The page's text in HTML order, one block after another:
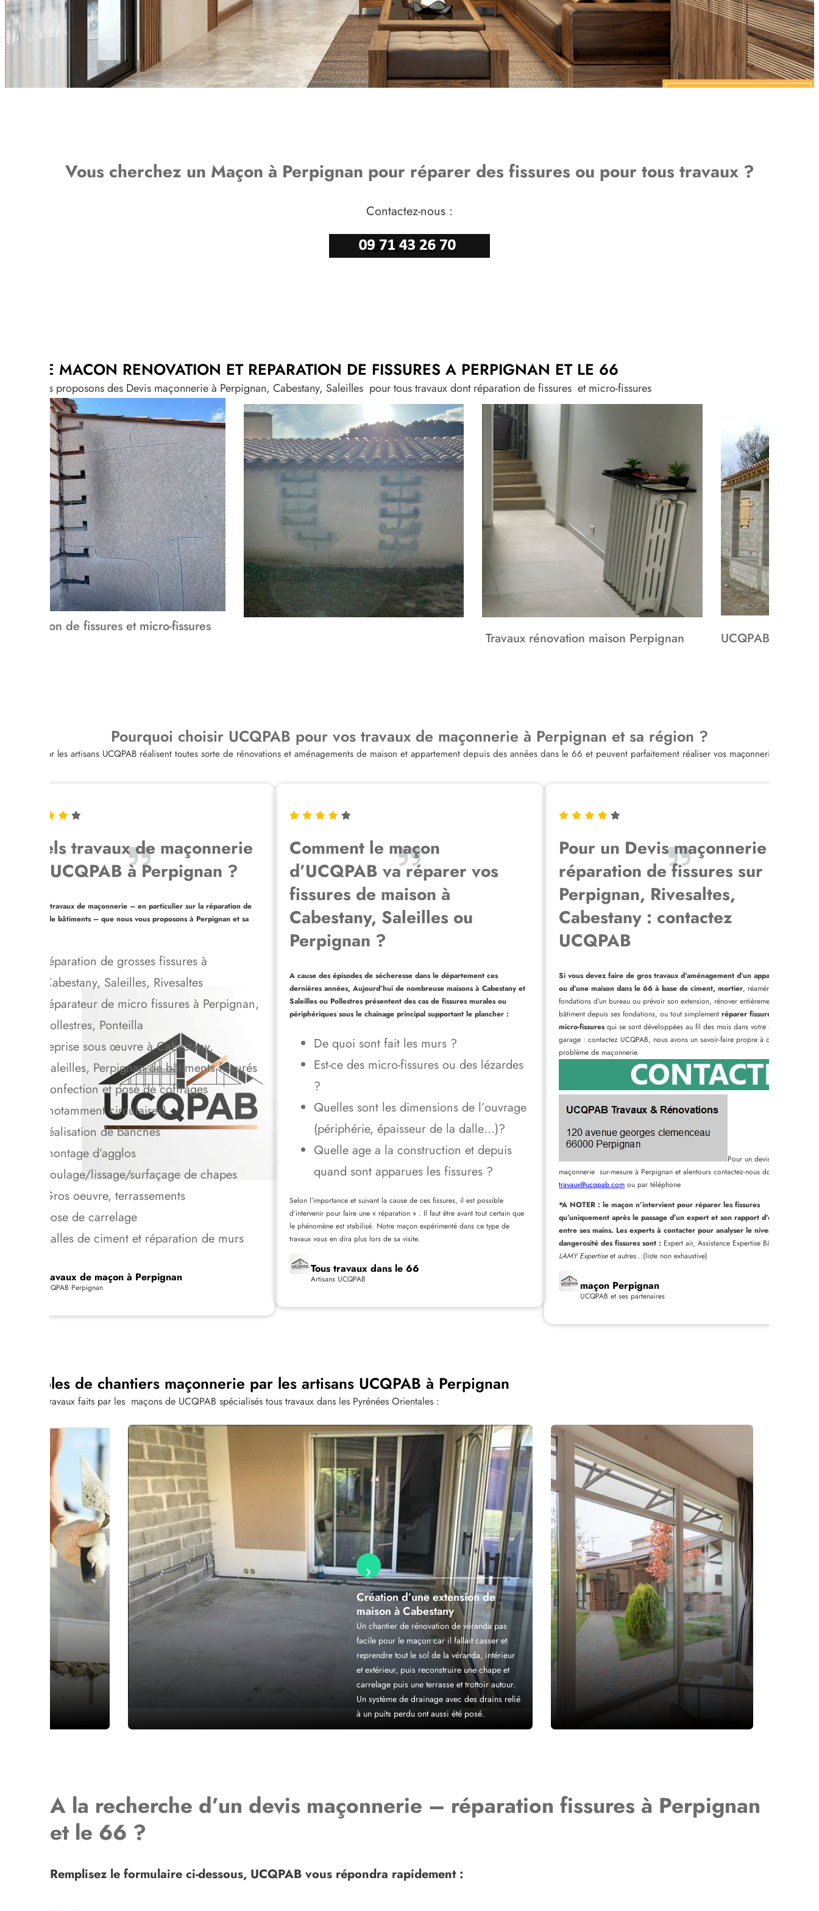
Vous cherchez un Maçon à Perpignan pour réparer des fissures ou pour tous travaux ?
Contactez-nous :
VOTRE MACON RENOVATION ET REPARATION DE FISSURES A PERPIGNAN ET LE 66
Nous vous proposons des Devis maçonnerie à Perpignan, Cabestany, Saleilles pour tous travaux dont réparation de fissures et micro-fissures
Réparation de fissures et micro-fissures
Travaux rénovation maison Perpignan UCQPAB –
Pourquoi choisir UCQPAB pour vos travaux de maçonnerie à Perpignan et sa région ?
Car les artisans UCQPAB réalisent toutes sorte de rénovations et aménagements de maison et appartement depuis des années dans le 66 et peuvent parfaitement réaliser vos maçonneries
Quels travaux de maçonnerie
fait UCQPAB à Perpignan ?
Voici les travaux de maçonnerie – en particulier sur la réparation de
fissures de bâtiments – que nous vous proposons à Perpignan et sa
réparation de grosses fissures à
Cabestany, Saleilles, Rivesaltes
réparateur de micro fissures à Perpignan,
Pollestres, Ponteilla
reprise sous œuvre à Cabestany,
Saleilles, Perpignan de bâtiments fissurés
confection et pose de coffrages
(notamment circulaires)
réalisation de banches
montage d’agglos
coulage/lissage/surfaçage de chapes
Gros oeuvre, terrassements
pose de carrelage
dalles de ciment et réparation de murs
Travaux de maçon à Perpignan
UCQPAB Perpignan
Comment le maçon
d’UCQPAB va réparer vos
fissures de maison à
Cabestany, Saleilles ou
Perpignan ?
A cause des épisodes de sécheresse dans le département ces
dernières années, Aujourd’hui de nombreuse maisons à Cabestany et
Saleilles ou Pollestres présentent des cas de fissures murales ou
périphériques sous le chainage principal supportant le plancher :
De quoi sont fait les murs ?
Est-ce des micro-fissures ou des lézardes
?
Quelles sont les dimensions de l’ouvrage
(périphérie, épaisseur de la dalle…)?
Quelle age a la construction et depuis
quand sont apparues les fissures ?
Selon l’importance et suivant la cause de ces fissures, il est possible
d’intervenir pour faire une « réparation » . Il faut être avant tout certain que
le phénomène est stabilisé. Notre maçon expérimenté dans ce type de
travaux vous en dira plus lors de sa visite.
Tous travaux dans le 66
Artisans UCQPAB
Pour un Devis maçonnerie et
réparation de fissures sur
Perpignan, Rivesaltes,
Cabestany : contactez
UCQPAB
Si vous devez faire de gros travaux d’aménagement d’un appartement
ou d’une maison dans le 66 à base de ciment, mortier, réaménager les
fondations d’un bureau ou prévoir son extension, rénover entièrement un
bâtiment depuis ses fondations, ou tout simplementréparer fissures et
micro-fissuresqui se sont développées au fil des mois dans votre maison et
garage : contactez UCQPAB, nous avons un savoir-faire propre à ce type de
problème de maçonnerie.
Pour un devis
maçonnerie sur-mesure à Perpignan et alentours contactez-nous donc à
travaux@ucqpab.com ou par téléphone
*A NOTER : le maçon n’intervient pour réparer les fissures
qu’uniquement après le passage d’un expert et son rapport d’expertise
entre ses mains. Les experts à contacter pour analyser le niveau de
dangerosité des fissures sont : Expert air, Assistance Expertise Bâtiment,
LAMY Expertiseet autres…(liste non exhaustive)
maçon Perpignan
UCQPAB et ses partenaires
Exemples de chantiers maçonnerie par les artisans UCQPAB à Perpignan
Voici des travaux faits par les maçons de UCQPAB spécialisés tous travaux dans les Pyrénées Orientales :
construction véranda Cabestany
Création d’une extension de
maison à Cabestany
Un chantier de rénovation de véranda pas
facile pour le maçon car il fallait casser et
reprendre tout le sol de la véranda, intérieur
et extérieur, puis reconstruire une chape et
carrelage puis une terrasse et trottoir autour.
Un système de drainage avec des drains relié
à un puits perdu ont aussi été posé.
A la recherche d’un devis maçonnerie – réparation fissures à Perpignan
et le 66 ?
Remplisez le formulaire ci-dessous, UCQPAB vous répondra rapidement :